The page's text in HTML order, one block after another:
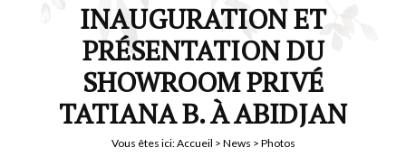
INAUGURATION ET
PRÉSENTATION DU
SHOWROOM PRIVÉ
TATIANA B. À ABIDJAN
Vous êtes ici:Accueil > News > Photos